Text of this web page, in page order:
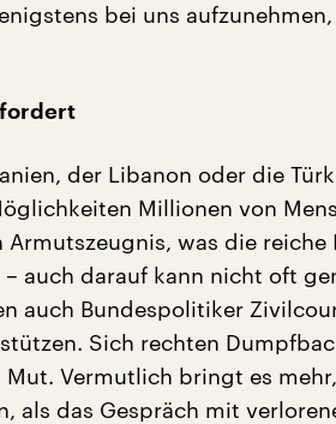
bei uns
der Libanon oder die
Millionen von
Armutszeugnis, was die
auch darauf kann nicht oft
auch Bundespolitiker
Sich rechten
Vermutlich bringt es
als das Gespräch mit